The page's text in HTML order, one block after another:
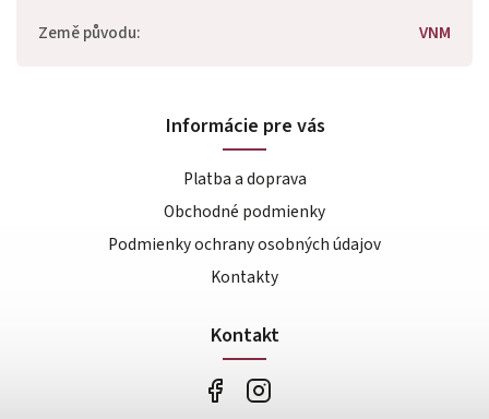
Země původu: VNM
Informácie pre vás
Platba a doprava
Obchodné podmienky
Podmienky ochrany osobných údajov
Kontakty
Kontakt